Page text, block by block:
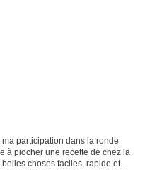
participation dans la ronde
à piocher une recette de chez la
choses faciles, rapide et